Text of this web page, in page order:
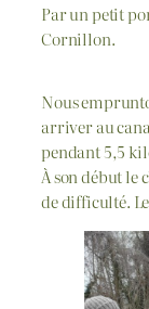
Par un petit
Cornillon.
Nous
arriver au
pendant 5,5
À son début le
de difficulté.